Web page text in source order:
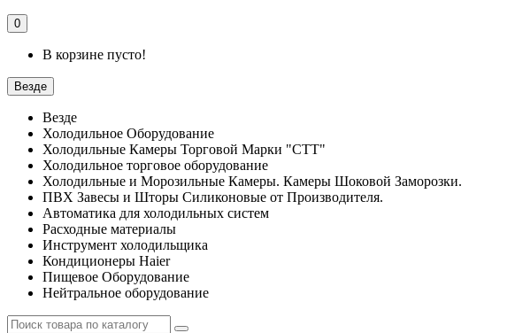
0
В корзине пусто!
Везде
Везде
Холодильное Оборудование
Холодильные Камеры Торговой Марки "СТТ"
Холодильное торговое оборудование
Холодильные и Морозильные Камеры. Камеры Шоковой Заморозки.
ПВХ Завесы и Шторы Силиконовые от Производителя.
Автоматика для холодильных систем
Расходные материалы
Инструмент холодильщика
Кондиционеры Haier
Пищевое Оборудование
Нейтральное оборудование